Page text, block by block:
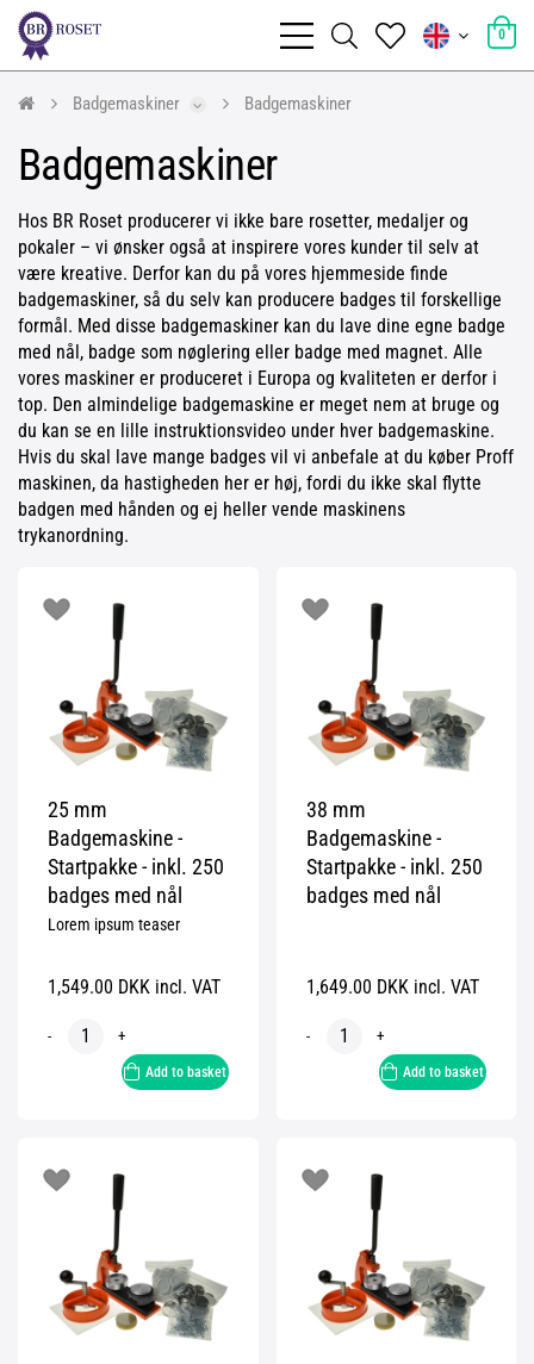
0
Badgemaskiner Badgemaskiner
Badgemaskiner
Hos BR Roset producerer vi ikke bare rosetter, medaljer og
pokaler – vi ønsker også at inspirere vores kunder til selv at
være kreative. Derfor kan du på vores hjemmeside finde
badgemaskiner, så du selv kan producere badges til forskellige
formål. Med disse badgemaskiner kan du lave dine egne badge
med nål, badge som nøglering eller badge med magnet. Alle
vores maskiner er produceret i Europa og kvaliteten er derfor i
top. Den almindelige badgemaskine er meget nem at bruge og
du kan se en lille instruktionsvideo under hver badgemaskine.
Hvis du skal lave mange badges vil vi anbefale at du køber Proff
maskinen, da hastigheden her er høj, fordi du ikke skal flytte
badgen med hånden og ej heller vende maskinens
trykanordning.
25 mm
Badgemaskine -
Startpakke - inkl. 250
badges med nål
Lorem ipsum teaser
1,549.00 DKK incl. VAT
- +
Add to basket
38 mm
Badgemaskine -
Startpakke - inkl. 250
badges med nål
1,649.00 DKK incl. VAT
- +
Add to basket